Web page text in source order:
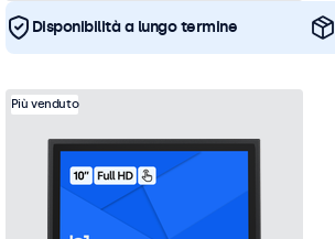
Disponibilità a lungo termine
Più venduto